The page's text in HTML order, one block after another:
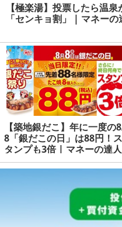
【極楽湯】投票したら温
「センキョ割」 | マネーの
【築地銀だこ】年に一度の
8「銀だこの日」は88円！ス
タンプも3倍 | マネーの達人